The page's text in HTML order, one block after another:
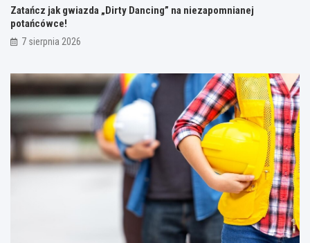
Zatańcz jak gwiazda „Dirty Dancing” na niezapomnianej
potańcówce!
7 sierpnia 2026